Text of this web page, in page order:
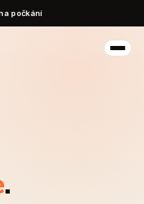
počkání
.